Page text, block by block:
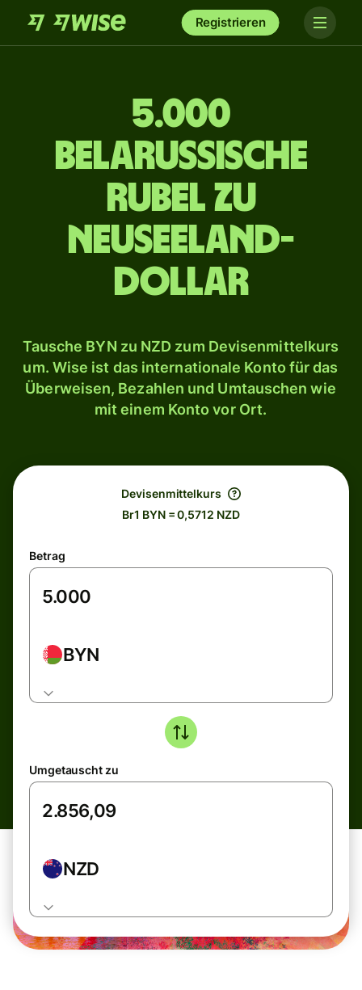
Registrieren
5.000
belarussische
Rubel zu
Neuseeland-
Dollar
Tausche BYN zu NZD zum Devisenmittelkurs
um. Wise ist das internationale Konto für das
Überweisen, Bezahlen und Umtauschen wie
mit einem Konto vor Ort.
Devisenmittelkurs
Br1 BYN = 0,5712 NZD
Betrag
BYN
Umgetauscht zu
NZD